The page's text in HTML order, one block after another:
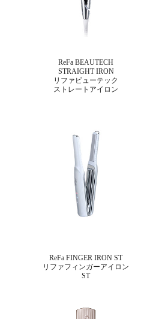
ReFa BEAUTECH
STRAIGHT IRON
リファビューテック
ストレートアイロン
ReFa FINGER IRON ST
リファフィンガーアイロン
ST